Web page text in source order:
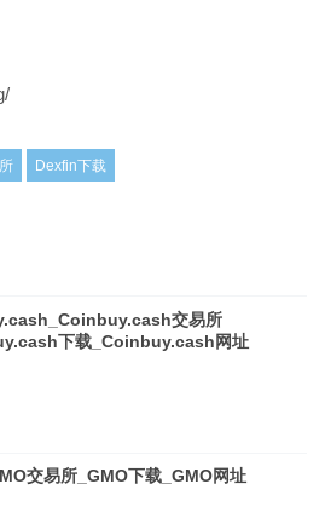
Dexfin下载
交易所
下载_Coinbuy.cash网址
交易所_GMO下载_GMO网址